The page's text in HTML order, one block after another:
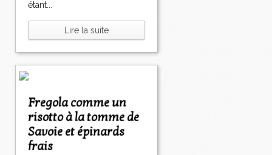
étant...
Lire la suite
Fregola comme un
risotto à la tomme de
Savoie et épinards
frais